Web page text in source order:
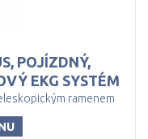
POJÍZDNÝ,
EKG SYSTÉM
ramenem